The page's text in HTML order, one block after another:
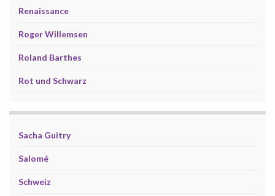
Renaissance
Roger Willemsen
Roland Barthes
Rot und Schwarz
Sacha Guitry
Salomé
Schweiz